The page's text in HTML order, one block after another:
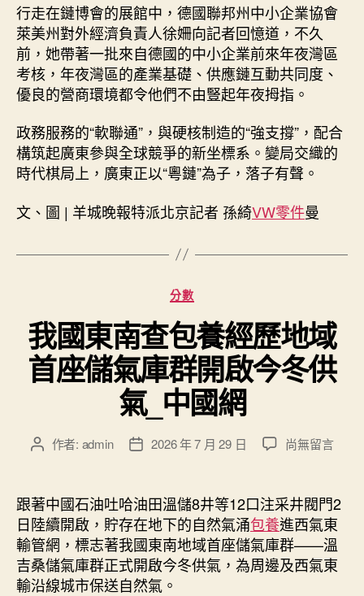
行走在鏈博會的展館中，德國聯邦州中小企業協會
萊美州對外經濟負責人徐姍向記者回憶道，不久
前，她帶著一批來自德國的中小企業前來年夜灣區
考核，年夜灣區的產業基礎、供應鏈互動共同度、
優良的營商環境都令他們不由豎起年夜拇指。
政務服務的“軟聯通”，與硬核制造的“強支撐”，配合
構筑起廣東參與全球競爭的新坐標系。變局交織的
時代棋局上，廣東正以“粵鏈”為子，落子有聲。
文、圖 | 羊城晚報特派北京記者 孫綺VW零件曼
分
類
分數
我國東南查包養經歷地域
首座儲氣庫群開啟今冬供
氣_中國網
文
者
作者: admin
文
佈
日
期
2026 年 7 月 29 日
在
東
南
查
包
養
尚無留言
跟著中國石油吐哈油田溫儲8井等12口注采井閥門2
日陸續開啟，貯存在地下的自然氣涌包養進西氣東
輸管網，標志著我國東南地域首座儲氣庫群——溫
吉桑儲氣庫群正式開啟今冬供氣，為周邊及西氣東
輸沿線城市保送自然氣。